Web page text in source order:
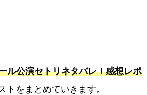
ル公演セトリネタバレ！感想レポ
をまとめていきます。